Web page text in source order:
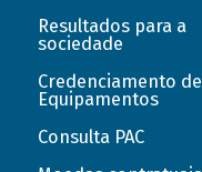
Resultados para a
sociedade
Credenciamento de
Equipamentos
Consulta PAC